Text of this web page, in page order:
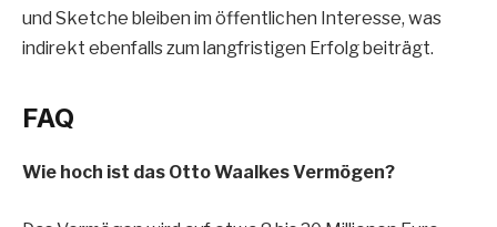
und Sketche bleiben im öffentlichen Interesse, was
indirekt ebenfalls zum langfristigen Erfolg beiträgt.
FAQ
Wie hoch ist das Otto Waalkes Vermögen?